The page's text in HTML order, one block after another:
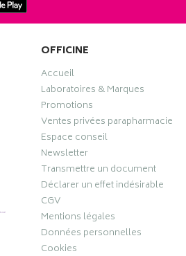
OFFICINE
Accueil
Laboratoires & Marques
Promotions
Ventes privées parapharmacie
Espace conseil
Newsletter
Transmettre un document
Déclarer un effet indésirable
CGV
Mentions légales
Données personnelles
Cookies